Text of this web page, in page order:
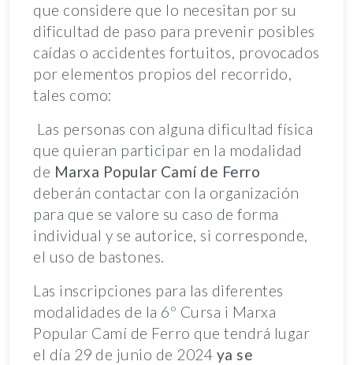
que considere que lo necesitan por su
dificultad de paso para prevenir posibles
caídas o accidentes fortuitos, provocados
por elementos propios del recorrido,
tales como:
Las personas con alguna dificultad física
que quieran participar en la modalidad
de Marxa Popular Camí de Ferro
deberán contactar con la organización
para que se valore su caso de forma
individual y se autorice, si corresponde,
el uso de bastones.
Las inscripciones para las diferentes
modalidades de la 6º Cursa i Marxa
Popular Camí de Ferro que tendrá lugar
el día 29 de junio de 2024 ya se